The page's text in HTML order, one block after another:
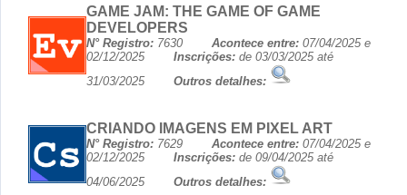
GAME JAM: THE GAME OF GAME
DEVELOPERS
N° Registro: 7630 Acontece entre: 07/04/2025 e
02/12/2025 Inscrições: de 03/03/2025 até
31/03/2025 Outros detalhes:
CRIANDO IMAGENS EM PIXEL ART
N° Registro: 7629 Acontece entre: 07/04/2025 e
02/12/2025 Inscrições: de 09/04/2025 até
04/06/2025 Outros detalhes: